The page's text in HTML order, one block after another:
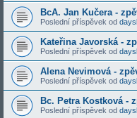
BcA. Jan Kučera -
Poslední příspěvek od
Kateřina Javorská -
Poslední příspěvek od
Alena Nevimová -
Poslední příspěvek od
Bc. Petra Kostková -
Poslední příspěvek od